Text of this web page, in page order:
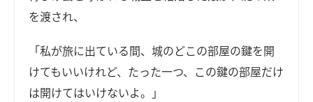
を渡され、
「私が旅に出ている間、城のどこの部屋の鍵を開
けてもいいけれど、たった一つ、この鍵の部屋だけ
は開けてはいけないよ。」